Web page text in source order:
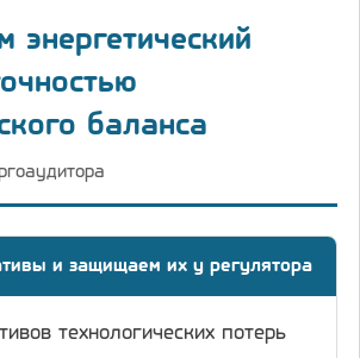
энергетический
баланса
и защищаем их у регулятора
технологических потерь